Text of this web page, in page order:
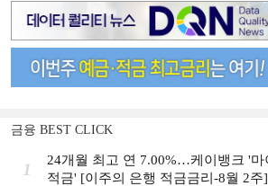
금융 BEST CLICK
1
24개월 최고 연 7.00%…케이뱅크 '마
적금' [이주의 은행 적금금리-8월 2주]